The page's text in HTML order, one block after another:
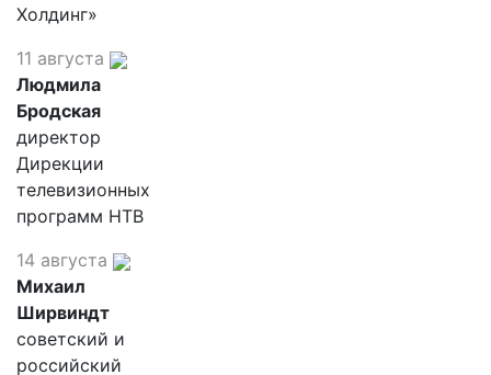
Холдинг»
11 августа
Людмила
Бродская
директор
Дирекции
телевизионных
программ НТВ
14 августа
Михаил
Ширвиндт
советский и
российский